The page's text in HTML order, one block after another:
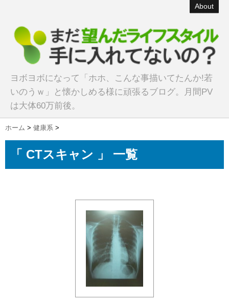
About
ヨボヨボになって「ホホ、こんな事描いてたんか!若
いのうｗ」と懐かしめる様に頑張るブログ。月間PV
は大体60万前後。
ホーム > 健康系 >
「 CTスキャン 」 一覧